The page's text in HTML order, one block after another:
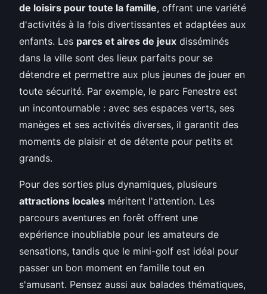
de loisirs pour toute la famille, offrant une variété
d'activités à la fois divertissantes et adaptées aux
enfants. Les parcs et aires de jeux disséminés
dans la ville sont des lieux parfaits pour se
détendre et permettre aux plus jeunes de jouer en
toute sécurité. Par exemple, le parc Fenestre est
un incontournable : avec ses espaces verts, ses
manèges et ses activités diverses, il garantit des
moments de plaisir et de détente pour petits et
grands.
Pour des sorties plus dynamiques, plusieurs
attractions locales méritent l'attention. Les
parcours aventures en forêt offrent une
expérience inoubliable pour les amateurs de
sensations, tandis que le mini-golf est idéal pour
passer un bon moment en famille tout en
s'amusant. Pensez aussi aux balades thématiques,